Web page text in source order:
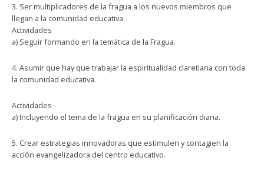
3. Ser multiplicadores de la fragua a los nuevos miembros que
llegan a la comunidad educativa.
Actividades
a) Seguir formando en la temática de la Fragua.
4. Asumir que hay que trabajar la espiritualidad claretiana con toda
la comunidad educativa.
Actividades
a) Incluyendo el tema de la fragua en su planificación diaria.
5. Crear estrategias innovadoras que estimulen y contagien la
acción evangelizadora del centro educativo.